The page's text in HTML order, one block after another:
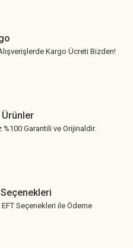
Kargo Ücreti Bizden!
%100 Garantili ve Orijinaldir.
EFT Seçenekleri ile Ödeme